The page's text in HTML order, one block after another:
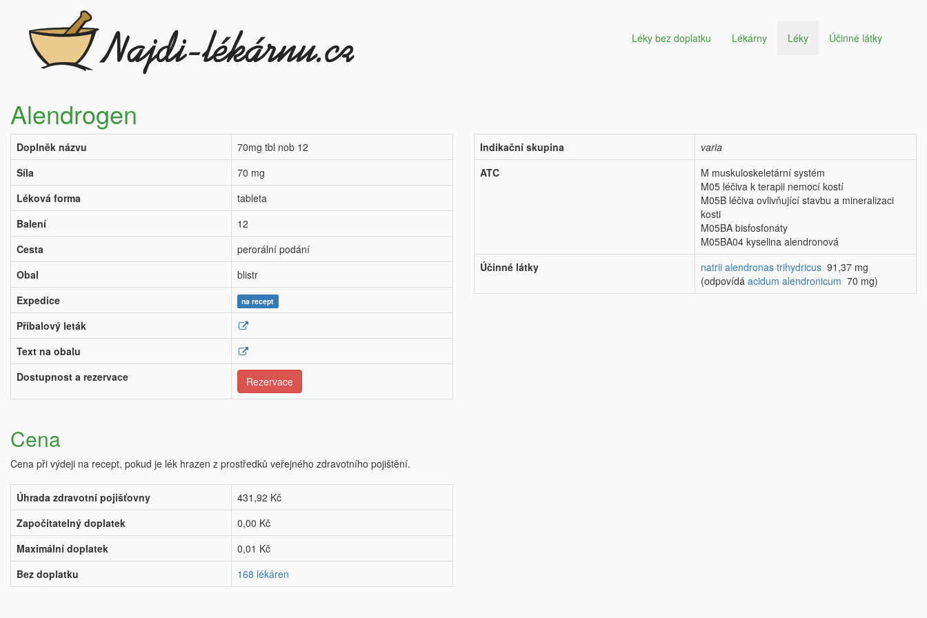
Léky bez doplatku Lékárny Léky Účinné látky
Alendrogen
Doplněk názvu
70mg tbl nob 12
Síla
70 mg
Léková forma
tableta
Balení
12
Cesta
perorální podání
Obal
blistr
Expedice
na recept
Příbalový leták
Text na obalu
Dostupnost a rezervace
Rezervace
Indikační skupina
varia
ATC
M muskuloskeletární systém
M05 léčiva k terapii nemocí kostí
M05B léčiva ovlivňující stavbu a mineralizaci
kosti
M05BA bisfosfonáty
M05BA04 kyselina alendronová
Účinné látky
natrii alendronas trihydricus 91,37 mg
(odpovídá acidum alendronicum 70 mg)
Cena
Cena při výdeji na recept, pokud je lék hrazen z prostředků veřejného zdravotního pojištění.
Úhrada zdravotní pojišťovny
431,92 Kč
Započitatelný doplatek
0,00 Kč
Maximální doplatek
0,01 Kč
Bez doplatku
168 lékáren